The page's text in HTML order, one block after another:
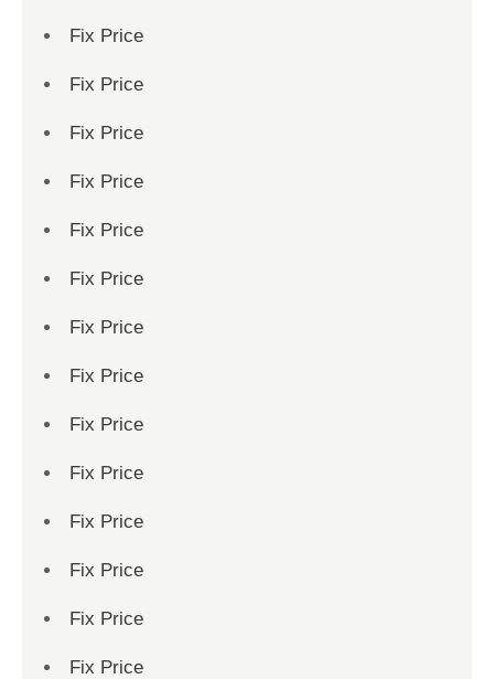
Fix Price
Fix Price
Fix Price
Fix Price
Fix Price
Fix Price
Fix Price
Fix Price
Fix Price
Fix Price
Fix Price
Fix Price
Fix Price
Fix Price